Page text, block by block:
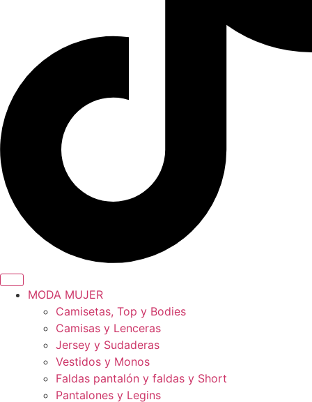
MODA MUJER
Camisetas, Top y Bodies
Camisas y Lenceras
Jersey y Sudaderas
Vestidos y Monos
Faldas pantalón y faldas y Short
Pantalones y Legins